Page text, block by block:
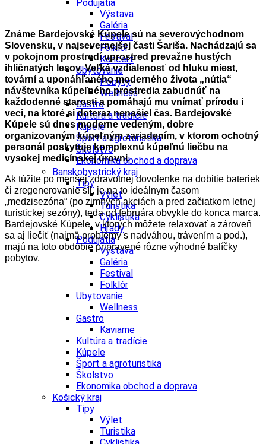
Podujatia
Výstava
Galéria
Festival
Folklór
Koncert
Ubytovanie
Pobyty
Wellness
Gastro
Kultúra a tradície
Kúpele
Šport a agroturistika
Školstvo
Ekonomika obchod a doprava
Banskobystrický kraj
Tipy
Výlet
Turistika
Cyklistika
Hrady
Podujatia
Výstava
Galéria
Festival
Folklór
Ubytovanie
Wellness
Gastro
Kaviarne
Kultúra a tradície
Kúpele
Šport a agroturistika
Školstvo
Ekonomika obchod a doprava
Košický kraj
Tipy
Výlet
Turistika
Známe Bardejovské Kúpele sú na severovýchodnom
Slovensku, v najsevernejšej časti Šariša. Nachádzajú sa
v pokojnom prostredí uprostred prevažne hustých
ihličnatých lesov. Veľká vzdialenosť od hluku miest,
tovární a uponáhľaného moderného života „nútia“
návštevníka kúpeľného prostredia zabudnúť na
každodenné starosti a pomáhajú mu vnímať prírodu i
veci, na ktoré si doteraz nenašiel čas. Bardejovské
Kúpele sú dnes moderne vedeným, dobre
organizovaným kúpeľným zariadením, v ktorom ochotný
personál poskytuje komplexnú kúpeľnú liečbu na
vysokej medicínskej úrovni.
Ak túžite po menšej zdravotnej dovolenke na dobitie bateriek
či zregenerovanie síl, je na to ideálnym časom
„medzisezóna“ (po zimných akciách a pred začiatkom letnej
turistickej sezóny), teda od februára obvykle do konca marca.
Bardejovské Kúpele, v ktorých môžete relaxovať a zároveň
sa aj liečiť (najmä problémy s nadváhou, trávením a pod.),
majú na toto obdobie pripravené rôzne výhodné balíčky
pobytov.